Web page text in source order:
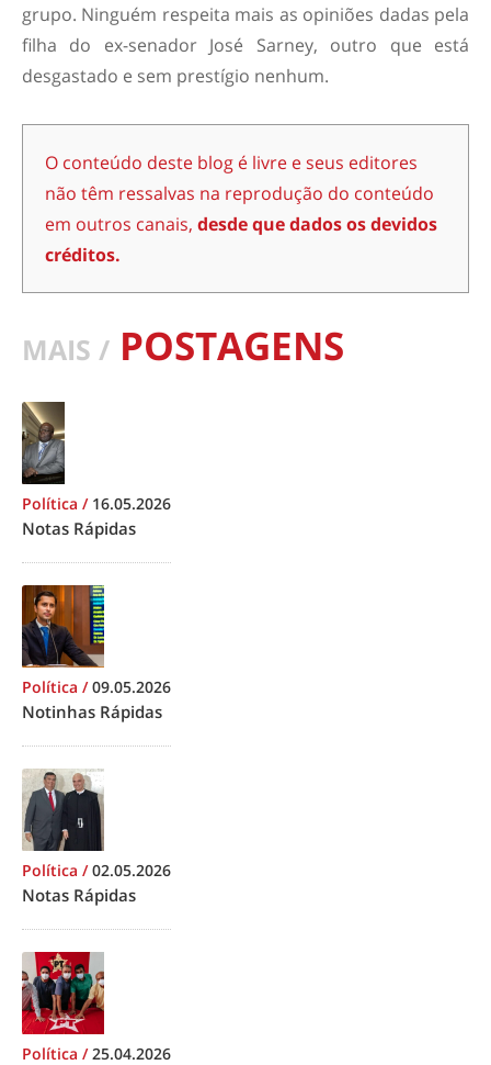
grupo. Ninguém respeita mais as opiniões dadas pela
filha do ex-senador José Sarney, outro que está
desgastado e sem prestígio nenhum.
O conteúdo deste blog é livre e seus editores
não têm ressalvas na reprodução do conteúdo
em outros canais, desde que dados os devidos
créditos.
MAIS / POSTAGENS
Política / 16.05.2026
Notas Rápidas
Política /09.05.2026
Notinhas Rápidas
Política /02.05.2026
Notas Rápidas
Política /25.04.2026